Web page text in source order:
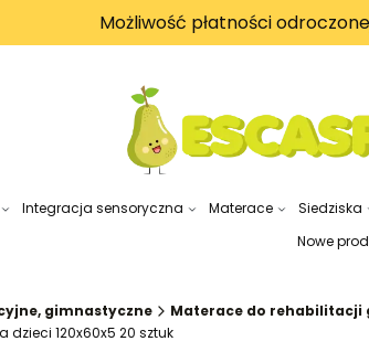
Możliwość płatności
Integracja sensoryczna Materace Siedziska
Nowe
gimnastyczne Materace do
120x60x5 20 sztuk